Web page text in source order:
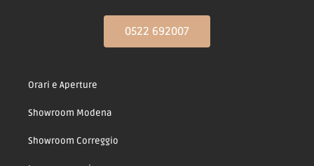
0522 692007
Orari e Aperture
Showroom Modena
Showroom Correggio